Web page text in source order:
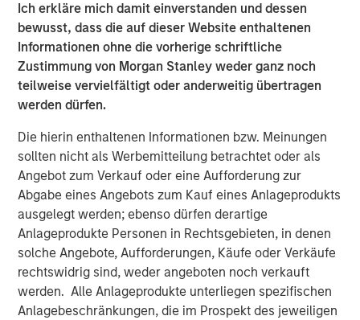
Ich erkläre mich damit einverstanden und dessen
bewusst, dass die auf dieser Website enthaltenen
Informationen ohne die vorherige schriftliche
Zustimmung von Morgan Stanley weder ganz noch
teilweise vervielfältigt oder anderweitig übertragen
werden dürfen.
Die hierin enthaltenen Informationen bzw. Meinungen
sollten nicht als Werbemitteilung betrachtet oder als
Angebot zum Verkauf oder eine Aufforderung zur
Abgabe eines Angebots zum Kauf eines Anlageprodukts
ausgelegt werden; ebenso dürfen derartige
Anlageprodukte Personen in Rechtsgebieten, in denen
solche Angebote, Aufforderungen, Käufe oder Verkäufe
rechtswidrig sind, weder angeboten noch verkauft
werden. Alle Anlageprodukte unterliegen spezifischen
Anlagebeschränkungen, die im Prospekt des jeweiligen
approach to healthcare IT acquisition. The company’s
subscription revenue grew 46 percent in 2017 and is on
track to grow significantly again this year.
Medsphere’sCareVueelectronic health record (EHR) for
inpatient facilities,
complete electronic support for clinicians and staff
across the spectrum of care. Medsphere’sPhoenix Health
Systemsdivision also delivers superior, vendor-
independent healthcare IT consulting, service desk
support and infrastructure outsourcing services to a wide
range of clients nationwide.
“We are very pleased to have Morgan Stanley Expansion
Capital’s support for our growing organization,” said
company President and CEO Irv Lichtenwald. “Both